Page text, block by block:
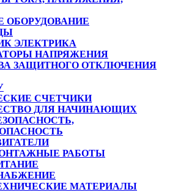
ОБОРУДОВАНИЕ
ЭЛЕКТРИКА
НАПРЯЖЕНИЯ
ЗАЩИТНОГО ОТКЛЮЧЕНИЯ
СЧЕТЧИКИ
ДЛЯ НАЧИНАЮЩИХ
РАБОТЫ
МАТЕРИАЛЫ